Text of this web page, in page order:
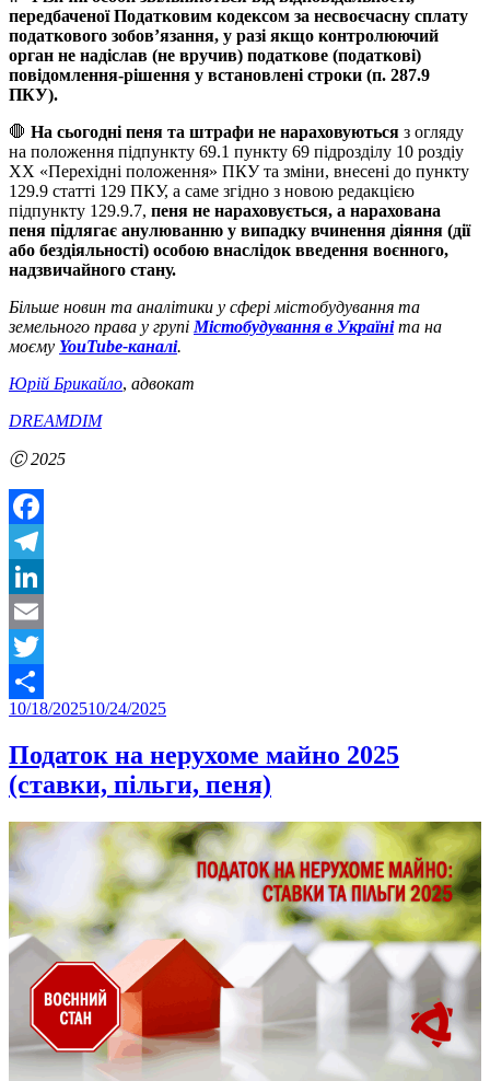
передбаченої Податковим кодексом за несвоєчасну сплату
податкового зобов’язання, у разі якщо контролюючий
орган не надіслав (не вручив) податкове (податкові)
повідомлення-рішення у встановлені строки (п. 287.9
ПКУ).
🛑 На сьогодні пеня та штрафи не нараховуються з огляду
на положення підпункту 69.1 пункту 69 підрозділу 10 роздіу
ХХ «Перехідні положення» ПКУ та зміни, внесені до пункту
129.9 статті 129 ПКУ, а саме згідно з новою редакцією
підпункту 129.9.7, пеня не нараховується, а нарахована
пеня підлягає анулюванню у випадку вчинення діяння (дії
або бездіяльності) особою внаслідок введення воєнного,
надзвичайного стану.
Більше новин та аналітики у сфері містобудування та
земельного права у групі Містобудування в Україніта на
моєму YouTube-каналі.
Юрій Брикайло, адвокат
DREAMDIM
Ⓒ 2025
Facebook
Telegram
LinkedIn
Email
Twitter
Share
Posted
10/18/202510/24/2025
Податок на нерухоме майно 2025
(ставки, пільги, пеня)